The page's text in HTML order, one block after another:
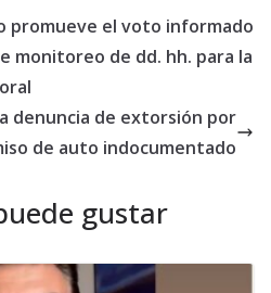
promueve el voto informado
monitoreo de dd. hh. para la
denuncia de extorsión por
de auto indocumentado
gustar